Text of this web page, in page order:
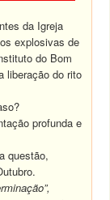
da Igreja
explosivas de
do Bom
liberação do rito
profunda e
questão,